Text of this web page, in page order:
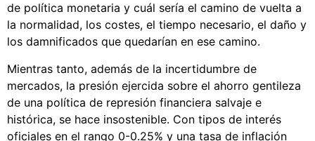
de política monetaria y cuál sería el camino de vuelta a
la normalidad, los costes, el tiempo necesario, el daño y
los damnificados que quedarían en ese camino.
Mientras tanto, además de la incertidumbre de
mercados, la presión ejercida sobre el ahorro gentileza
de una política de represión financiera salvaje e
histórica, se hace insostenible. Con tipos de interés
oficiales en el rango 0-0.25% y una tasa de inflación